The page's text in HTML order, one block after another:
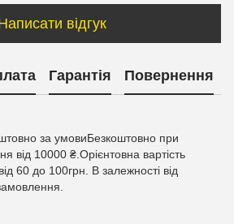
відгук
Гарантія Повернення
за умовиБезкоштовно при
від 10000 ₴.Орієнтовна вартість
60 до 100грн. В залежності від